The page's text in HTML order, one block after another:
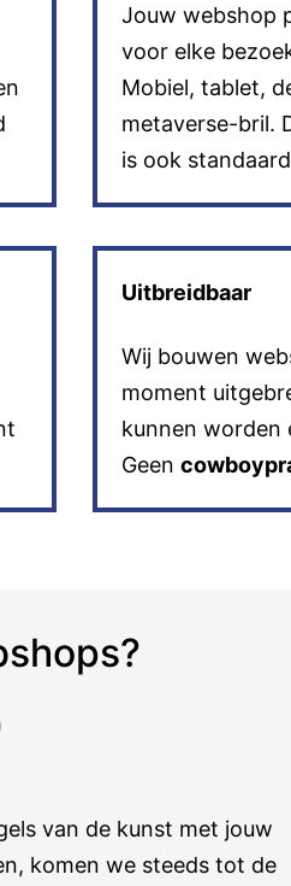
Jouw webshop
voor elke
Mobiel, tablet,
metaverse-bril.
is ook
Uitbreidbaar
Wij bouwen
moment
kunnen worden
Geen
van de kunst met jouw
komen we steeds tot de